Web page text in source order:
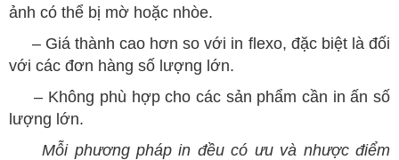
ảnh có thể bị mờ hoặc nhòe.
– Giá thành cao hơn so với in flexo, đặc biệt là đối
với các đơn hàng số lượng lớn.
– Không phù hợp cho các sản phẩm cần in ấn số
lượng lớn.
Mỗi phương pháp in đều có ưu và nhược điểm